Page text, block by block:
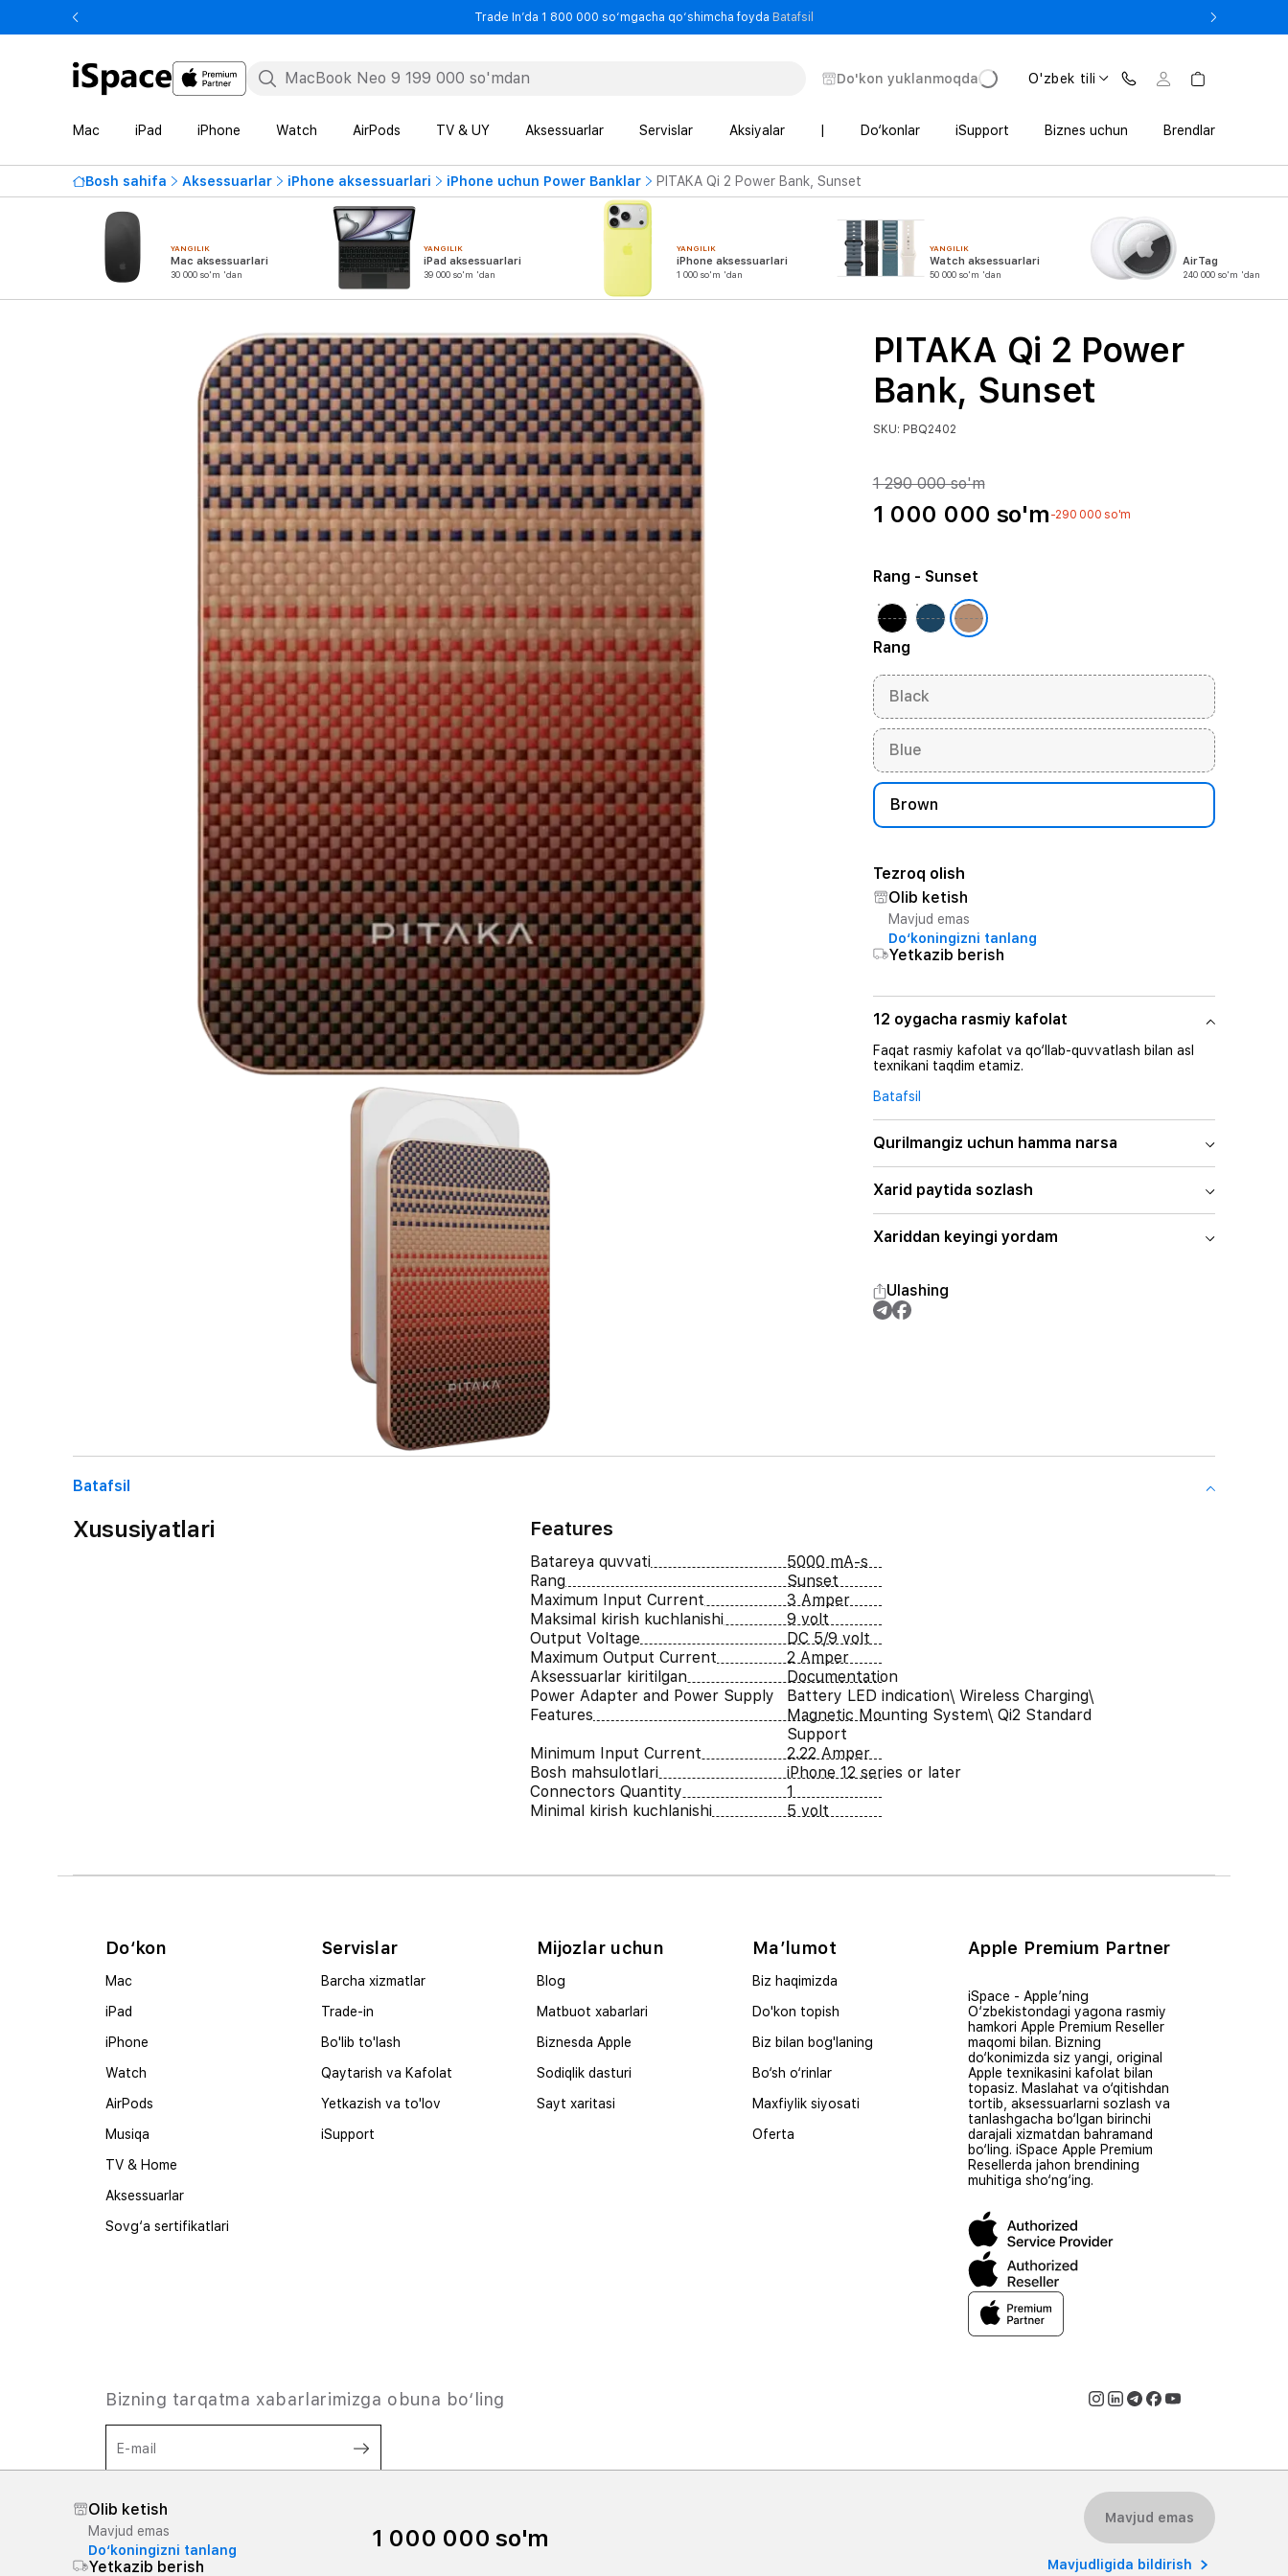
Trade In’da 1 800 000 so‘mgacha qo‘shimcha foyda Batafsil
Do'kon yuklanmoqda O'zbek tili
Mac iPad iPhone Watch AirPods TV & UY Aksessuarlar Servislar Aksiyalar Do‘konlar iSupport Biznes uchun Brendlar
Bosh sahifa Aksessuarlar iPhone aksessuarlari iPhone uchun Power Banklar PITAKA Qi 2 Power Bank, Sunset
YANGILIK
Mac aksessuarlari
30 000 so'm 'dan
YANGILIK
iPad aksessuarlari
39 000 so'm 'dan
YANGILIK
iPhone aksessuarlari
1 000 so'm 'dan
YANGILIK
Watch aksessuarlari
50 000 so'm 'dan
AirTag
240 000 so'm 'dan
PITAKA Qi 2 Power
Bank, Sunset
SKU: PBQ2402
1 290 000 so'm
1 000 000 so'm -290 000 so'm
Rang - Sunset
Rang
Black
Blue
Brown
Tezroq olish
Olib ketish
Mavjud emas
Do‘koningizni tanlang
Yetkazib berish
12 oygacha rasmiy kafolat
Faqat rasmiy kafolat va qo‘llab-quvvatlash bilan asl
texnikani taqdim etamiz.
Batafsil
Qurilmangiz uchun hamma narsa
Xarid paytida sozlash
Xariddan keyingi yordam
Ulashing
Batafsil
Xususiyatlari Features
Batareya quvvati
5000 mA-s
Rang
Sunset
Maximum Input Current
3 Amper
Maksimal kirish kuchlanishi
9 volt
Output Voltage
DC 5/9 volt
Maximum Output Current
2 Amper
Aksessuarlar kiritilgan
Documentation
Power Adapter and Power Supply
Features
Battery LED indication\ Wireless Charging\
Magnetic Mounting System\ Qi2 Standard
Support
Minimum Input Current
2.22 Amper
Bosh mahsulotlari
iPhone 12 series or later
Connectors Quantity
1
Minimal kirish kuchlanishi
5 volt
Olib ketish
Mavjud emas
Do‘koningizni tanlang
Yetkazib berish
1 000 000 so'm
Mavjud emas
Mavjudligida bildirish
Do‘kon
Mac
iPad
iPhone
Watch
AirPods
Musiqa
TV & Home
Aksessuarlar
Sovg‘a sertifikatlari
Servislar
Barcha xizmatlar
Trade-in
Bo'lib to'lash
Qaytarish va Kafolat
Yetkazish va to'lov
iSupport
Mijozlar uchun
Blog
Matbuot xabarlari
Biznesda Apple
Sodiqlik dasturi
Sayt xaritasi
Ma’lumot
Biz haqimizda
Do'kon topish
Biz bilan bog'laning
Bo‘sh o‘rinlar
Maxfiylik siyosati
Oferta
Apple Premium Partner
iSpace - Apple’ning
O‘zbekistondagi yagona rasmiy
hamkori Apple Premium Reseller
maqomi bilan. Bizning
do‘konimizda siz yangi, original
Apple texnikasini kafolat bilan
topasiz. Maslahat va o‘qitishdan
tortib, aksessuarlarni sozlash va
tanlashgacha bo‘lgan birinchi
darajali xizmatdan bahramand
bo‘ling. iSpace Apple Premium
Resellerda jahon brendining
muhitiga sho‘ng‘ing.
Bizning tarqatma xabarlarimizga obuna bo‘ling
E-mail
Shaxsiy ma'lumotlarni qayta ishlashga
Shartlar va qoidalar
© 2026 iSpace Uzbekistan. Barcha huquqlar himoyalangan.